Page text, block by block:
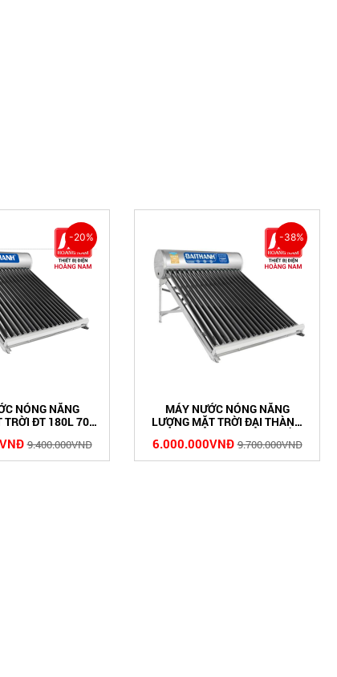
NÓNG NĂNG
TRỜI ĐT 180L 70 -
9.400.000VNĐ
-20%
MÁY NƯỚC NÓNG NĂNG
LƯỢNG MẶT TRỜI ĐẠI THÀNH
6.000.000VNĐ 9.700.000VNĐ
-38%